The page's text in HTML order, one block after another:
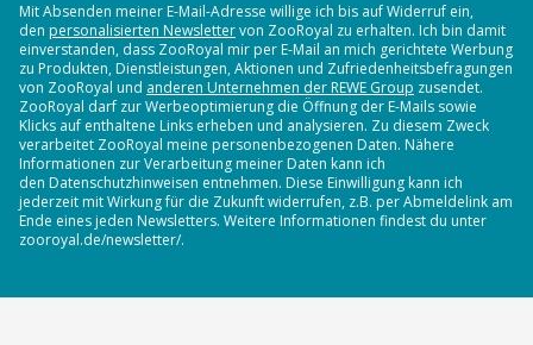
Mit Absenden meiner E-Mail-Adresse willige ich bis auf Widerruf ein,
den personalisierten Newslettervon ZooRoyal zu erhalten. Ich bin damit
einverstanden, dass ZooRoyal mir per E-Mail an mich gerichtete Werbung
zu Produkten, Dienstleistungen, Aktionen und Zufriedenheitsbefragungen
von ZooRoyal und anderen Unternehmen der REWE Group zusendet.
ZooRoyal darf zur Werbeoptimierung die Öffnung der E-Mails sowie
Klicks auf enthaltene Links erheben und analysieren. Zu diesem Zweck
verarbeitet ZooRoyal meine personenbezogenen Daten. Nähere
Informationen zur Verarbeitung meiner Daten kann ich
den Datenschutzhinweisen entnehmen. Diese Einwilligung kann ich
jederzeit mit Wirkung für die Zukunft widerrufen, z.B. per Abmeldelink am
Ende eines jeden Newsletters. Weitere Informationen findest du unter
zooroyal.de/newsletter/.